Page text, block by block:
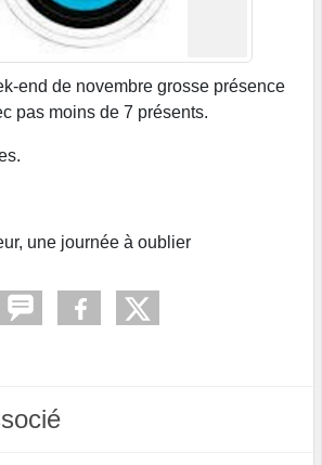
end de novembre grosse présence
pas moins de 7 présents.
une journée à oublier